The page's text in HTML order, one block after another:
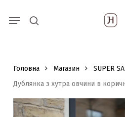
Пошук
товарів
Menu
Головна Магазин SUPER
Дублянка з хутра овчини в